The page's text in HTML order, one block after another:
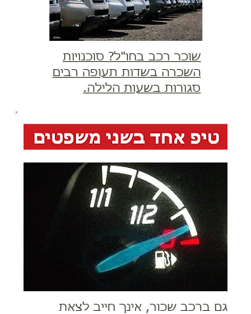
שוכר רכב בחו"ל? סוכנויות
השכרה בשדות תעופה רבים
סגורות בשעות הלילה.
גם ברכב שכור, אינך חייב לצאת